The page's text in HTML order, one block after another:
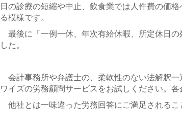
日の診療の短縮や中止、飲食業では人件費の価
る模様です。
最後に「一例一休、年次有給休暇、所定休日の
した。
会計事務所や弁護士の、柔軟性のない法解釈一
ワイズの労務顧問サービスをお試しください。各
他社とは一味違った労務回答にご満足されるこ